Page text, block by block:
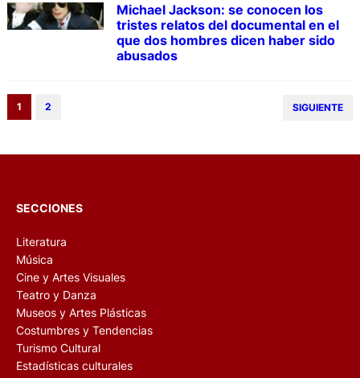
Michael Jackson: se conocen los
tristes relatos del documental en el
que dos hombres dicen haber sido
abusados
1 2 SIGUIENTE
SECCIONES
Literatura
Música
Cine y Artes Visuales
Teatro y Danza
Museos y Artes Plásticas
Costumbres y Tendencias
Turismo Cultural
Estadísticas culturales